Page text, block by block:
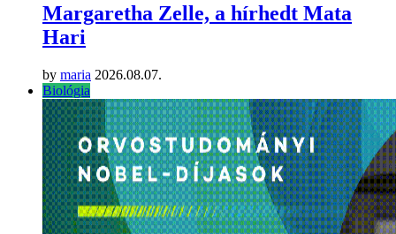
Margaretha Zelle, a hírhedt Mata
Hari
by maria 2026.08.07.
Biológia